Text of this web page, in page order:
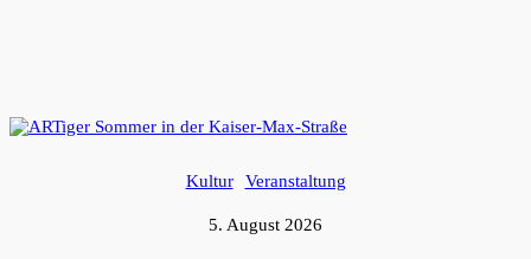
Kultur Veranstaltung
5. August 2026